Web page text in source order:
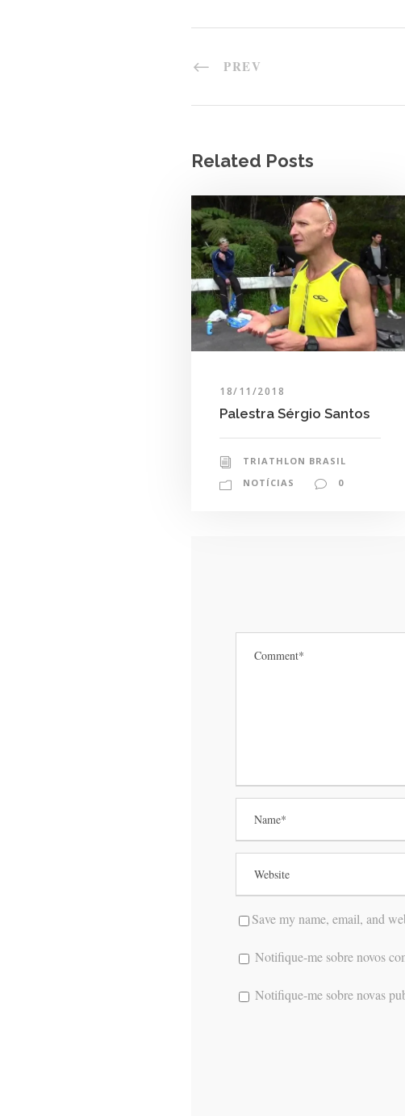
PREV
Related Posts
18/11/2018
Palestra Sérgio Santos
TRIATHLON BRASIL
NOTÍCIAS
0
Save my name, email, and
Notifique-me sobre novos
Notifique-me sobre novas